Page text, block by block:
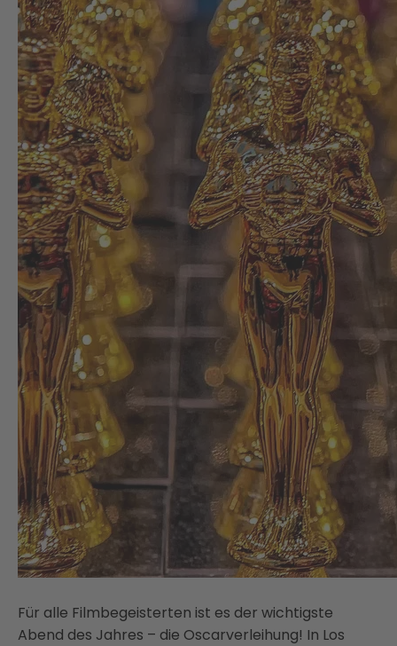
Für alle Filmbegeisterten ist es der wichtigste
Abend des Jahres – die Oscarverleihung! In Los